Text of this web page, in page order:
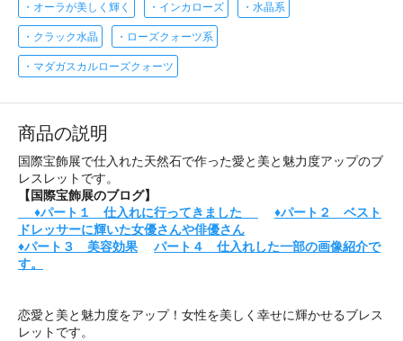
・オーラが美しく輝く ・インカローズ ・水晶系
・クラック水晶 ・ローズクォーツ系
・マダガスカルローズクォーツ
商品の説明
国際宝飾展で仕入れた天然石で作った愛と美と魅力度アップのブ
レスレットです。
【国際宝飾展のブログ】
♦パート１ 仕入れに行ってきました
♦パート２ ベスト
ドレッサーに輝いた女優さんや俳優さん
♦パート３ 美容効果
パート４ 仕入れした一部の画像紹介で
す。
恋愛と美と魅力度をアップ！女性を美しく幸せに輝かせるブレス
レットです。